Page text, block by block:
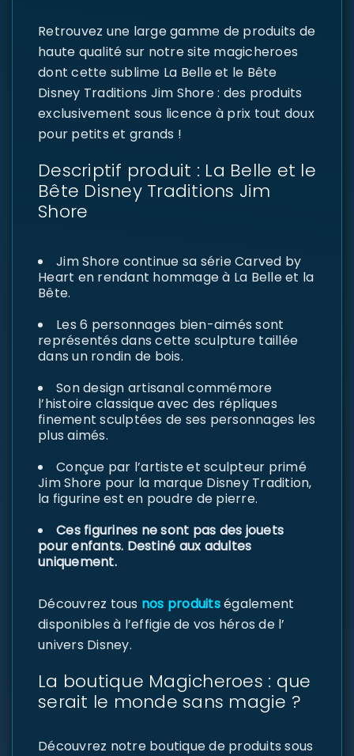
Retrouvez une large gamme de produits de
haute qualité sur notre site magicheroes
dont cette sublime La Belle et le Bête
Disney Traditions Jim Shore : des produits
exclusivement sous licence à prix tout doux
pour petits et grands !
Descriptif produit : La Belle et le
Bête Disney Traditions Jim
Shore
Jim Shore continue sa série Carved by
Heart en rendant hommage à La Belle et la
Bête.
Les 6 personnages bien-aimés sont
représentés dans cette sculpture taillée
dans un rondin de bois.
Son design artisanal commémore
l’histoire classique avec des répliques
finement sculptées de ses personnages les
plus aimés.
Conçue par l’artiste et sculpteur primé
Jim Shore pour la marque Disney Tradition,
la figurine est en poudre de pierre.
Ces figurines ne sont pas des jouets
pour enfants. Destiné aux adultes
uniquement.
Découvrez tous nos produitségalement
disponibles à l’effigie de vos héros de l’
univers Disney.
La boutique Magicheroes : que
serait le monde sans magie ?
Découvrez notre boutique de produits sous